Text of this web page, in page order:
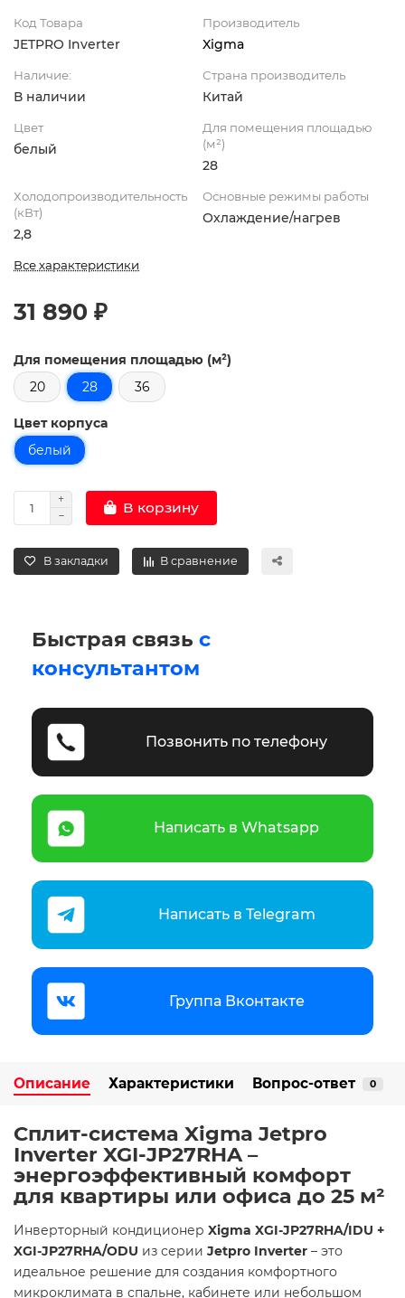
Код Товара
JETPRO Inverter
Производитель
Xigma
Наличие:
В наличии
Страна производитель
Китай
Цвет
белый
Для помещения площадью
(м²)
28
Холодопроизводительность
(кВт)
2,8
Основные режимы работы
Охлаждение/нагрев
Все характеристики
31 890 ₽
Для помещения площадью (м²)
20
28 36
Цвет корпуса
белый
В корзину
В закладки В сравнение
Быстрая связь с
консультантом
Позвонить по телефону
Написать в Whatsapp
Написать в Telegram
Группа Вконтакте
Описание Характеристики Вопрос-ответ 0
Сплит-система Xigma Jetpro
Inverter XGI-JP27RHA –
энергоэффективный комфорт
для квартиры или офиса до 25 м²
Инверторный кондиционер Xigma XGI-JP27RHA/IDU +
XGI-JP27RHA/ODU из серии Jetpro Inverter – это
идеальное решение для создания комфортного
микроклимата в спальне, кабинете или небольшом